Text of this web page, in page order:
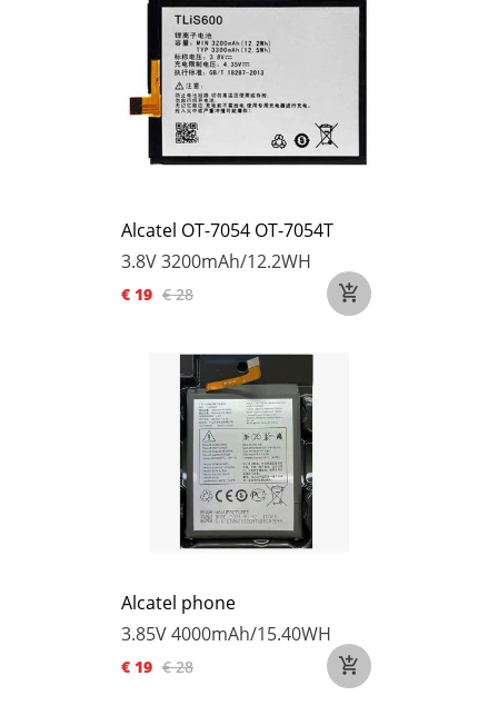
Alcatel OT-7054 OT-7054T
3.8V3200mAh/12.2WH
€ 19 € 28
Alcatel phone
3.85V4000mAh/15.40WH
€ 19 € 28